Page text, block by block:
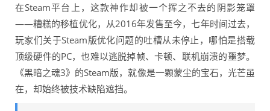
在Steam平台上，这款神作却被一个挥之不去的阴影笼罩
——糟糕的移植优化，从2016年发售至今，七年时间过去，
玩家们关于Steam版优化问题的吐槽从未停止，哪怕是搭载
顶级硬件的PC，也难以逃脱掉帧、卡顿、联机崩溃的噩梦。
《黑暗之魂3》的Steam版，就像是一颗蒙尘的宝石，光芒虽
在，却始终被技术缺陷遮挡。